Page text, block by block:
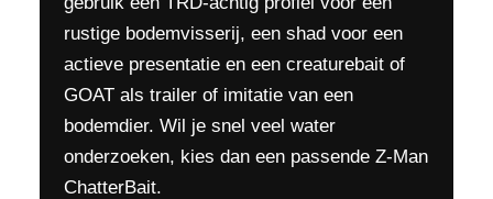
rustige bodemvisserij, een shad voor een
actieve presentatie en een creaturebait of
GOAT als trailer of imitatie van een
bodemdier. Wil je snel veel water
onderzoeken, kies dan een passende Z-Man
ChatterBait.